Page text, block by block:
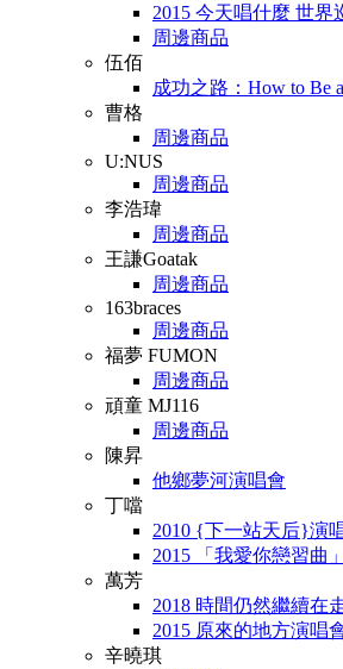
2015 今天唱什麼 世界
周邊商品
伍佰
成功之路：How to Be
曹格
周邊商品
U:NUS
周邊商品
李浩瑋
周邊商品
王謙Goatak
周邊商品
163braces
周邊商品
福夢 FUMON
周邊商品
頑童 MJ116
周邊商品
陳昇
他鄉夢河演唱會
丁噹
2010 {下一站天后}演
2015 「我愛你戀習曲」
萬芳
2018 時間仍然繼續在
2015 原來的地方演唱
辛曉琪